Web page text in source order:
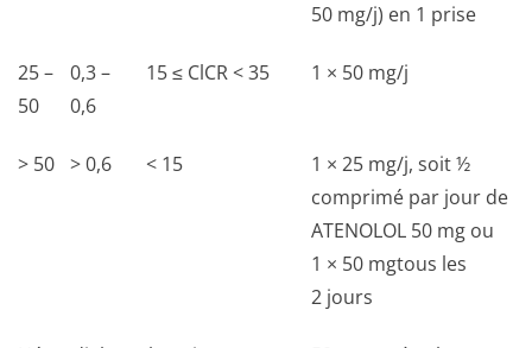
50 mg/j) en 1 prise
25 –
50
0,3 –
0,6
15 ≤ ClCR < 35 1 × 50 mg/j
> 50 > 0,6 < 15
1 × 25 mg/j, soit ½
comprimé par jour de
ATENOLOL 50 mg ou
1 × 50 mgtous les
2 jours